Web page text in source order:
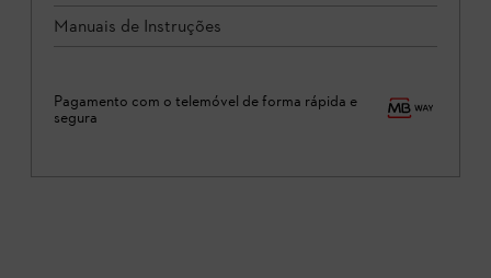
Manuais de Instruções
Pagamento com o telemóvel de forma rápida e
segura